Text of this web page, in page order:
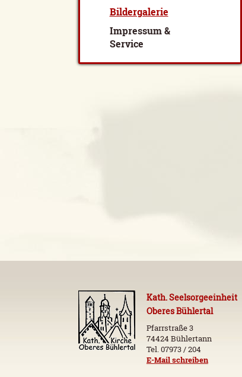
Bildergalerie
Impressum &
Service
Kath. Seelsorgeeinheit
Oberes Bühlertal
Pfarrstraße 3
74424 Bühlertann
Tel. 07973 / 204
E-Mail schreiben